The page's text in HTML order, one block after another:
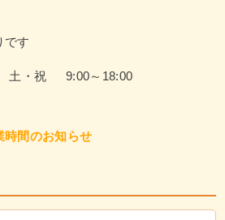
です
土・祝 9:00～18:00
時間のお知らせ